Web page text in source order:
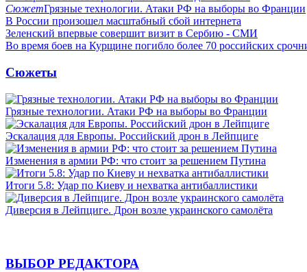
СюжетГрязные технологии. Атаки РФ на выборы во Франции
В России произошел масштабный сбой интернета
Зеленский впервые совершит визит в Сербию - СМИ
Во время боев на Курщине погибло более 70 российских
Сюжеты
Грязные технологии. Атаки РФ на выборы во Франции
Эскалация для Европы. Российский дрон в Лейпциге
Изменения в армии РФ: что стоит за решением Путина
Итоги 5.8: Удар по Киеву и нехватка антибаллистики
Диверсия в Лейпциге. Дрон возле украинского самолёта
ВЫБОР РЕДАКТОРА